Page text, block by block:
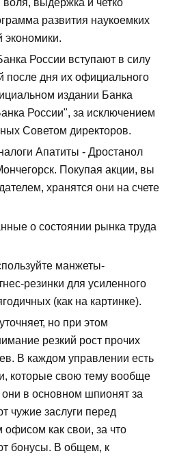
развития наукоемких
экономики.
России вступают в силу
после дня их официального
издании Банка
России", за исключением
Советом директоров.
Апатиты - Дростанол
Покупая акции, вы
хранятся они на счете
о состоянии рынка труда
манжеты-
резинки для усиленного
(как на картинке).
но при этом
резкий рост прочих
В каждом управлении есть
которые свою тему вообще
они в основном шпионят за
чужие заслуги перед
как свои, за что
бонусы. В общем, к